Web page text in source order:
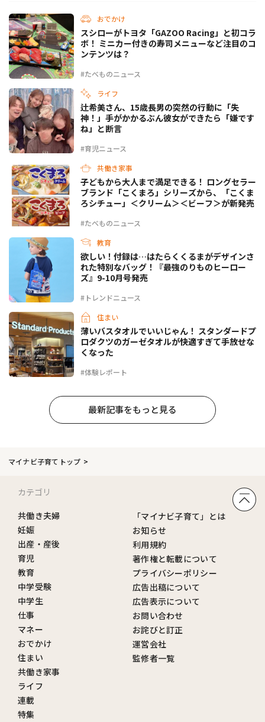
おでかけ
#たべものニュース
スシローがトヨタ「GAZOO Racing」と初コラ
ボ！ ミニカー付きの寿司メニューなど注目のコ
ンテンツは？
ライフ
#育児ニュース
辻希美さん、15歳長男の突然の行動に「失
神！」手がかかるぶん彼女ができたら「嫌です
ね」と断言
共働き家事
#たべものニュース
子どもから大人まで満足できる！ ロングセラー
ブランド「こくまろ」シリーズから、「こくま
ろシチュー」＜クリーム＞＜ビーフ＞が新発売
教育
#トレンドニュース
欲しい！付録は…はたらくくるまがデザインさ
れた特別なバッグ！『最強のりものヒーロー
ズ』9-10月号発売
住まい
#体験レポート
薄いバスタオルでいいじゃん！ スタンダードプ
ロダクツのガーゼタオルが快適すぎて手放せな
くなった
最新記事をもっと見る
マイナビ子育てトップ
カテゴリ
共働き夫婦
妊娠
出産・産後
育児
教育
中学受験
中学生
仕事
マネー
おでかけ
住まい
共働き家事
ライフ
連載
特集
「マイナビ子育て」とは
お知らせ
利用規約
著作権と転載について
プライバシーポリシー
広告出稿について
広告表示について
お問い合わせ
お詫びと訂正
運営会社
監修者一覧